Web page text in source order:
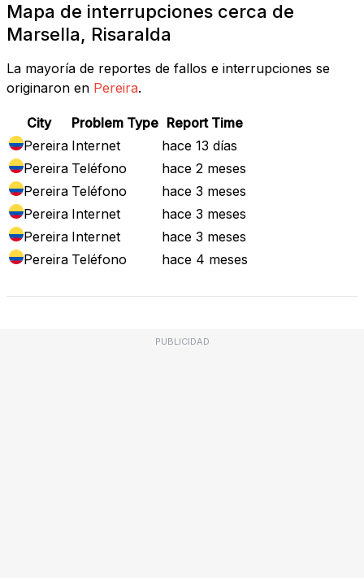
Mapa de interrupciones cerca de
Marsella, Risaralda
La mayoría de reportes de fallos e interrupciones se
originaron en Pereira.
City Problem Type Report Time
Pereira Internet
hace 13 días
Pereira Teléfono
hace 2 meses
Pereira Teléfono
hace 3 meses
Pereira Internet
hace 3 meses
Pereira Internet
hace 3 meses
Pereira Teléfono hace 4 meses
PUBLICIDAD